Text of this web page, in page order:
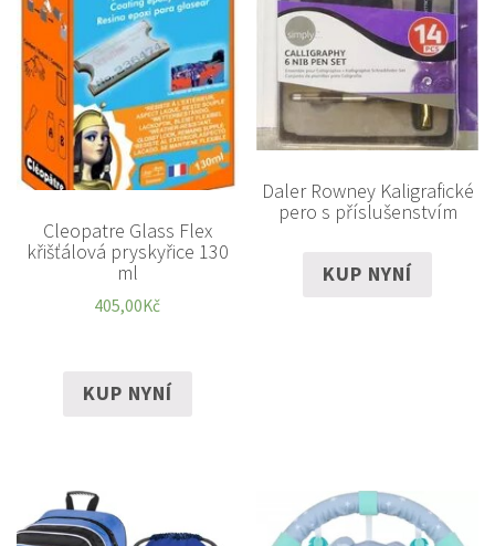
Cleopatre Glass Flex
křišťálová pryskyřice 130
ml
405,00Kč
KUP NYNÍ
Daler Rowney Kaligrafické
pero s příslušenstvím
KUP NYNÍ